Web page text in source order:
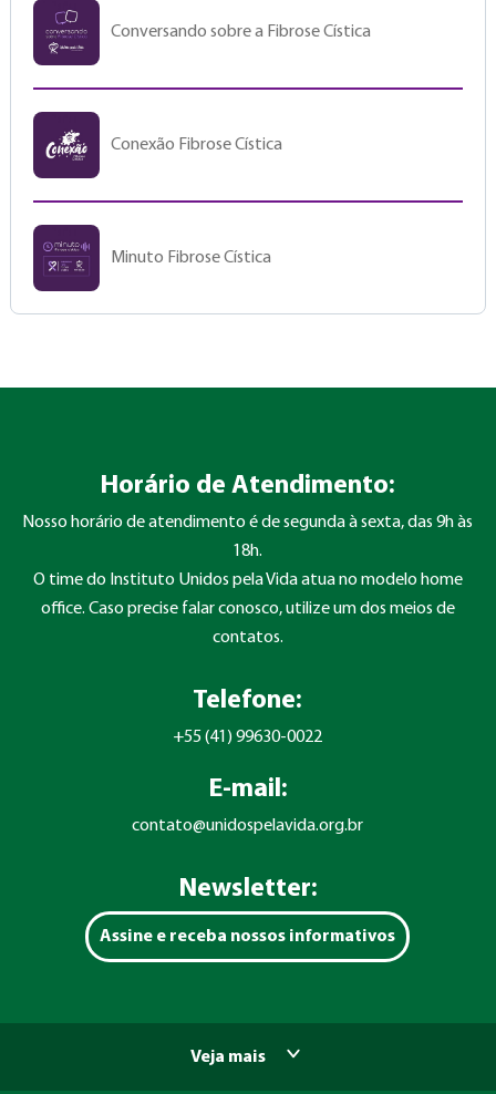
Conversando sobre a Fibrose Cística
Conexão Fibrose Cística
Minuto Fibrose Cística
Horário de Atendimento:
Nosso horário de atendimento é de segunda à sexta, das 9h às
18h.
O time do Instituto Unidos pela Vida atua no modelo home
office. Caso precise falar conosco, utilize um dos meios de
contatos.
Telefone:
+55 (41) 99630-0022
E-mail:
contato@unidospelavida.org.br
Newsletter:
Assine e receba nossos informativos
Veja mais